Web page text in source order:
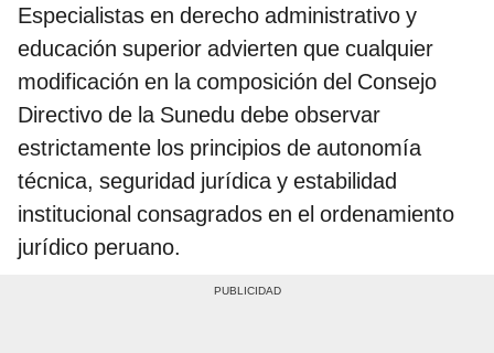
Especialistas en derecho administrativo y
educación superior advierten que cualquier
modificación en la composición del Consejo
Directivo de la Sunedu debe observar
estrictamente los principios de autonomía
técnica, seguridad jurídica y estabilidad
institucional consagrados en el ordenamiento
jurídico peruano.